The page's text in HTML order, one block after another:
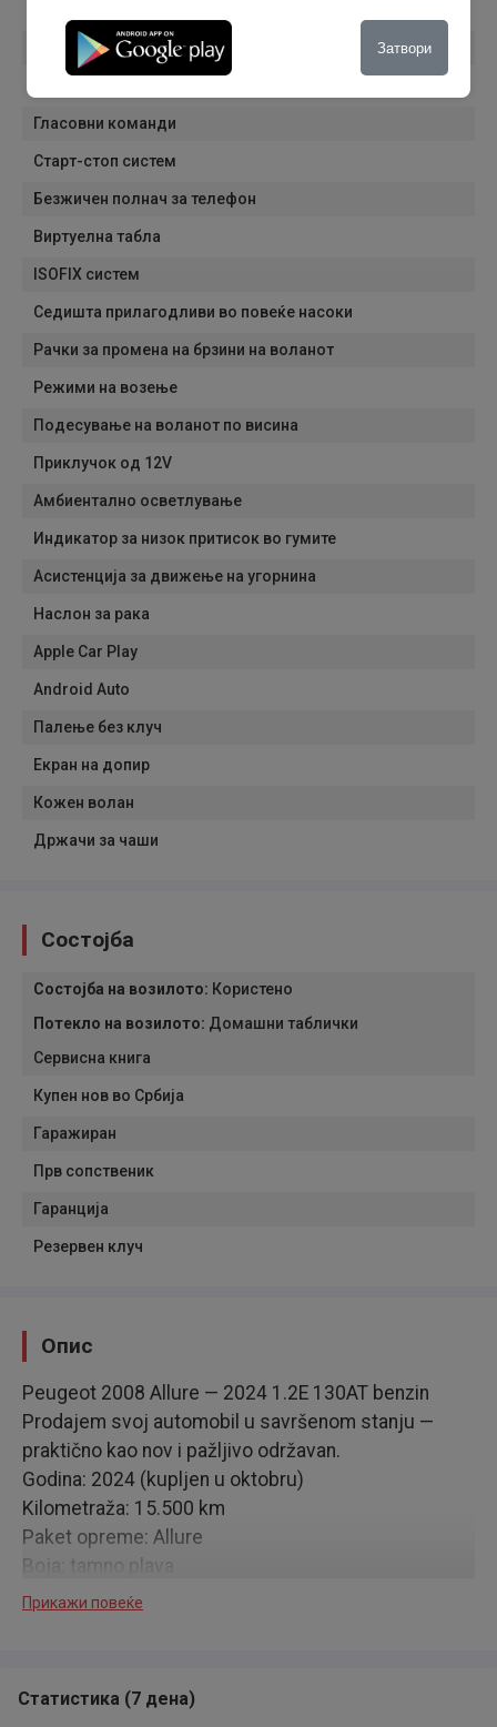
DAB радио
Гласовни команди
Старт-стоп систем
Безжичен полнач за телефон
Виртуелна табла
ISOFIX систем
Седишта прилагодливи во повеќе насоки
Рачки за промена на брзини на воланот
Режими на возење
Подесување на воланот по висина
Приклучок од 12V
Амбиентално осветлување
Индикатор за низок притисок во гумите
Асистенција за движење на угорнина
Наслон за рака
Apple Car Play
Android Auto
Палење без клуч
Екран на допир
Кожен волан
Држачи за чаши
Состојба
Состојба на возилото: Користено
Потекло на возилото: Домашни таблички
Сервисна книга
Купен нов во Србија
Гаражиран
Прв сопственик
Гаранција
Резервен клуч
Опис
Peugeot 2008 Allure — 2024 1.2E 130AT benzin
Prodajem svoj automobil u savršenom stanju —
praktično kao nov i pažljivo održavan.
Godina: 2024 (kupljen u oktobru)
Kilometraža: 15.500 km
Paket opreme: Allure
Boja: tamno plava
Prvi vlasnik
Dodatno:
Прикажи повеќе
Статистика (7 дена)
Затвори